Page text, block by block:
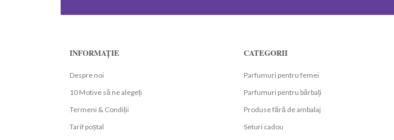
INFORMAȚIE
Despre noi
10 Motive să ne alegeți
Termeni & Condiții
Tarif poștal
CATEGORII
Parfumuri pentru femei
Parfumuri pentru bărbați
Produse fără de ambalaj
Seturi cadou